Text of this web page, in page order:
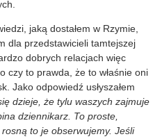
jaką dostałem w Rzymie,
dla przedstawicieli tamtejszej
dobrych relacjach więc
czy to prawda, że to właśnie oni
Jako odpowiedź usłyszałem
dzieje, że tylu waszych zajmuje
dziennikarz. To proste,
to je obserwujemy. Jeśli